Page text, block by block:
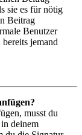
sie es für nötig
Beitrag
Benutzer
jemand
musst du
deinem